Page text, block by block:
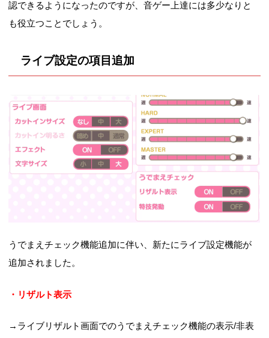
認できるようになったのですが、音ゲー上達には多少なりと
も役立つことでしょう。
ライブ設定の項目追加
うでまえチェック機能追加に伴い、新たにライブ設定機能が
追加されました。
・リザルト表示
→ライブリザルト画面でのうでまえチェック機能の表示/非表